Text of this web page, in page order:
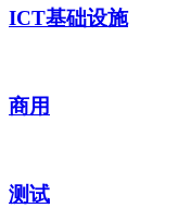
ICT基础设施
商用
测试